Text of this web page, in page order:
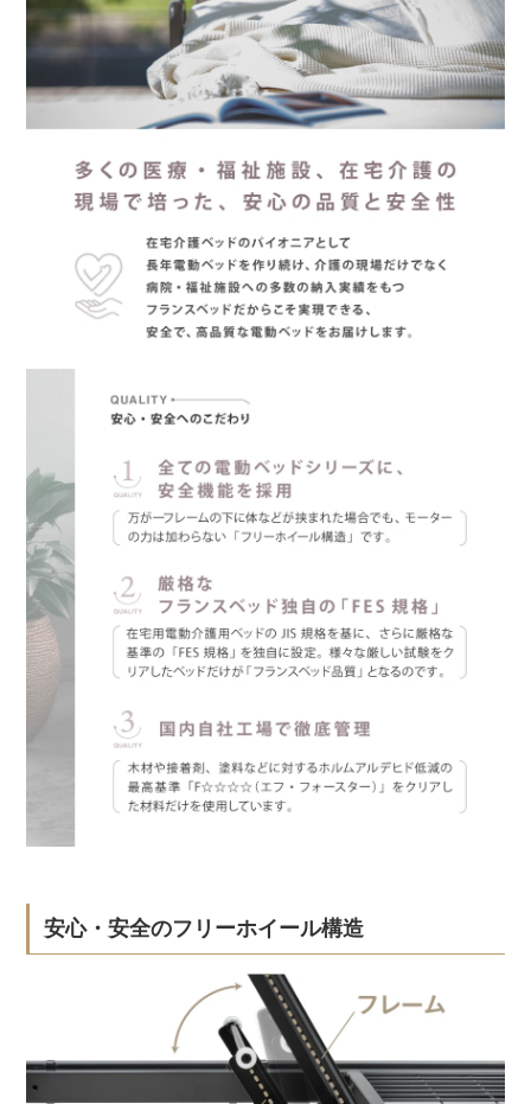
安心・安全のフリーホイール構造